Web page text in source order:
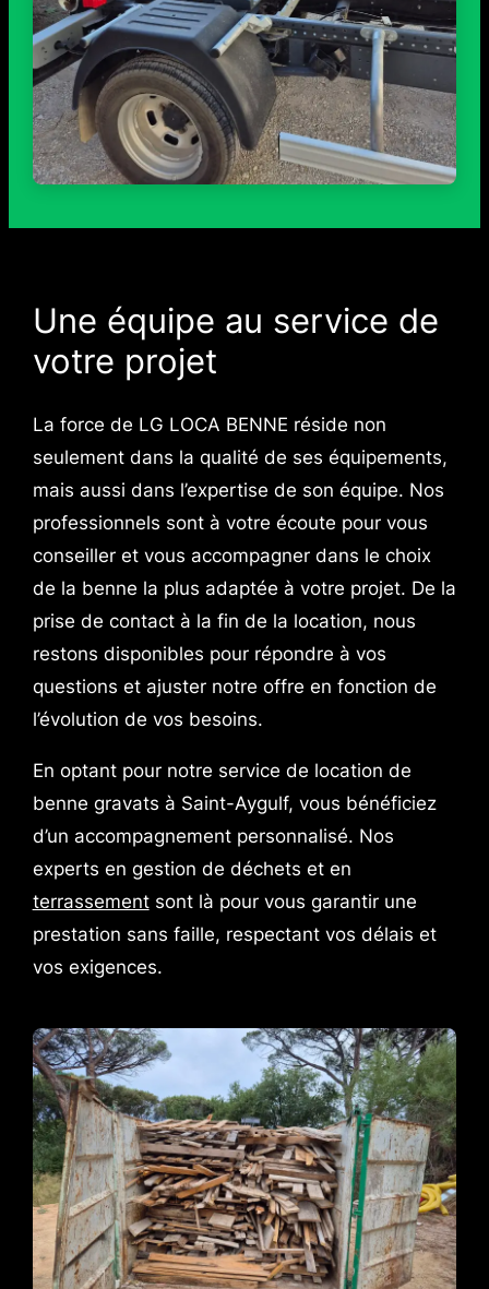
Une équipe au service de
votre projet
La force de LG LOCA BENNE réside non
seulement dans la qualité de ses équipements,
mais aussi dans l’expertise de son équipe. Nos
professionnels sont à votre écoute pour vous
conseiller et vous accompagner dans le choix
de la benne la plus adaptée à votre projet. De la
prise de contact à la fin de la location, nous
restons disponibles pour répondre à vos
questions et ajuster notre offre en fonction de
l’évolution de vos besoins.
En optant pour notre service de location de
benne gravats à Saint-Aygulf, vous bénéficiez
d’un accompagnement personnalisé. Nos
experts en gestion de déchets et en
terrassementsont là pour vous garantir une
prestation sans faille, respectant vos délais et
vos exigences.